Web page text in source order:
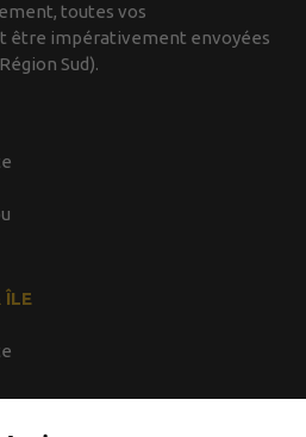
toutes vos
être impérativement envoyées
Sud).
ÎLE